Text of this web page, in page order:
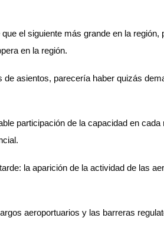
el siguiente más grande en la región,
en la región.
asientos, parecería haber quizás
participación de la capacidad en cada
la aparición de la actividad de las
aeroportuarios y las barreras